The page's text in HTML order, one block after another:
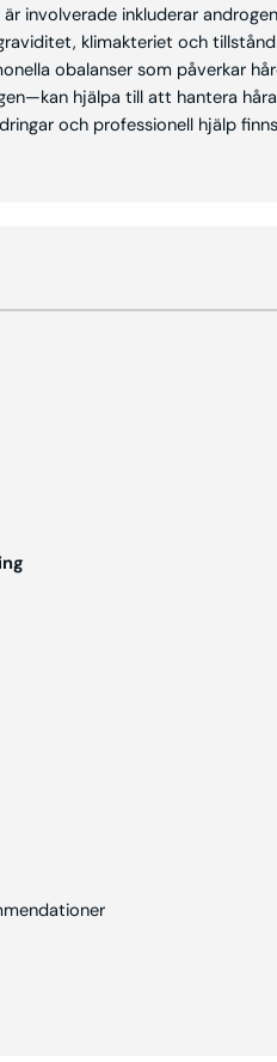
involverade inkluderar
klimakteriet och
obalanser som påverkar
hjälpa till att hantera
och professionell hjälp